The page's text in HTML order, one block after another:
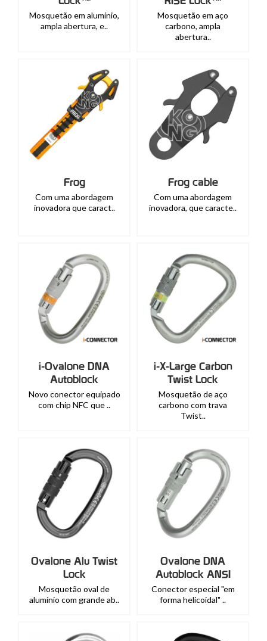
Mosquetão em alumínio,
ampla abertura, e..
Mosquetão em aço
carbono, ampla
abertura..
Frog
Com uma abordagem
inovadora que caract..
Frog cable
Com uma abordagem
inovadora, que caracte..
i-Ovalone DNA
Autoblock
Novo conector equipado
com chip NFC que ..
i-X-Large Carbon
Twist Lock
Mosquetão de aço
carbono com trava
Twist..
Ovalone Alu Twist
Lock
Mosquetão oval de
alumínio com grande ab..
Ovalone DNA
Autoblock ANSI
Conector especial "em
forma helicoidal" ..